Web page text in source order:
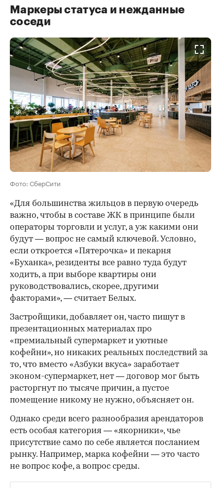
Маркеры статуса и нежданные
соседи
Фото: СберСити
«Для большинства жильцов в первую очередь
важно, чтобы в составе ЖК в принципе были
операторы торговли и услуг, а уж какими они
будут — вопрос не самый ключевой. Условно,
если откроется «Пятерочка» и пекарня
«Буханка», резиденты все равно туда будут
ходить, а при выборе квартиры они
руководствовались, скорее, другими
факторами», — считает Белых.
Застройщики, добавляет он, часто пишут в
презентационных материалах про
«премиальный супермаркет и уютные
кофейни», но никаких реальных последствий за
то, что вместо «Азбуки вкуса» заработает
эконом-супермаркет, нет — договор мог быть
расторгнут по тысяче причин, а пустое
помещение никому не нужно, объясняет он.
Однако среди всего разнообразия арендаторов
есть особая категория — «якорники», чье
присутствие само по себе является посланием
рынку. Например, марка кофейни — это часто
не вопрос кофе, а вопрос среды.